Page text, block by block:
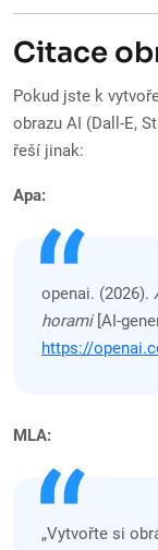
Citace
Pokud jste k
obrazu AI (Dall-E,
řeší jinak:
Apa:
openai. (2026).
horami[AI-
https://
MLA:
„Vytvořte si